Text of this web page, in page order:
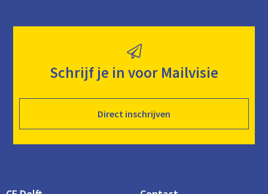
Schrijf je in voor Mailvisie
Direct inschrijven